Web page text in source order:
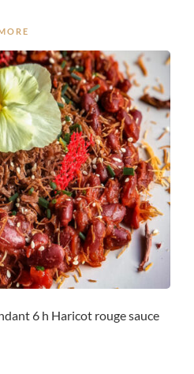
6 h Haricot rouge sauce